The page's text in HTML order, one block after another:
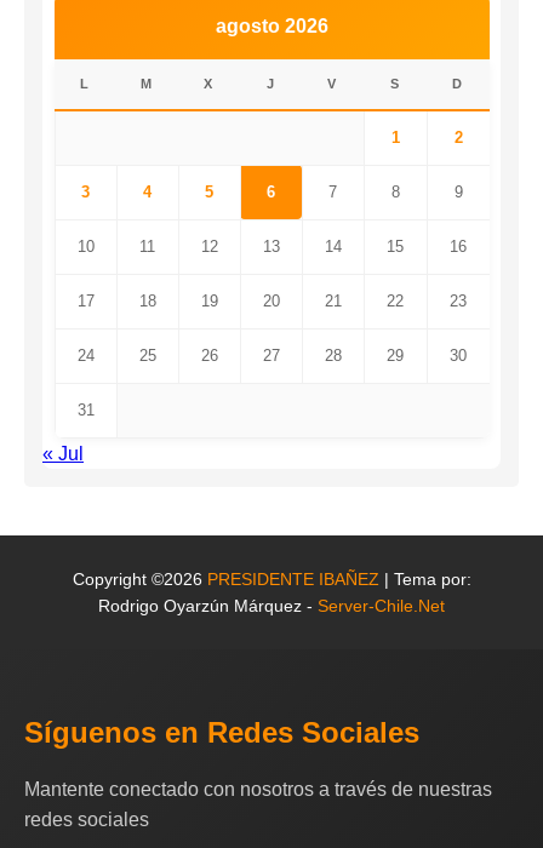
agosto 2026
L M X J V S D
1 2
3 4 5 6 7 8 9
10 11 12 13 14 15 16
17 18 19 20 21 22 23
24 25 26 27 28 29 30
31
« Jul
Copyright ©2026 PRESIDENTE IBAÑEZ | Tema por:
Rodrigo Oyarzún Márquez - Server-Chile.Net
Síguenos en Redes Sociales
Mantente conectado con nosotros a través de nuestras
redes sociales